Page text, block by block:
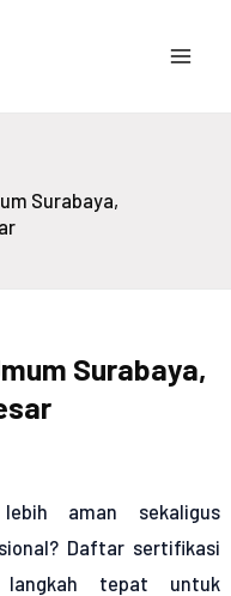
Surabaya,
Surabaya,
aman sekaligus
Daftar sertifikasi
tepat untuk